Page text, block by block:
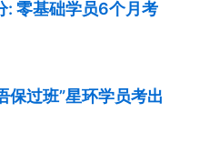
: 零基础学员6个月考
保过班”星环学员考出